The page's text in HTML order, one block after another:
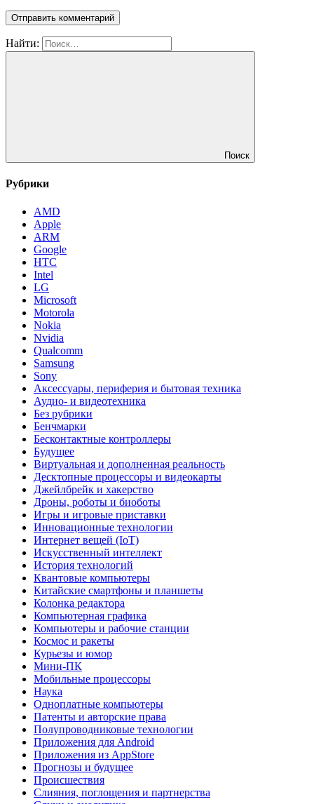
Найти:
Поиск
Рубрики
AMD
Apple
ARM
Google
HTC
Intel
LG
Microsoft
Motorola
Nokia
Nvidia
Qualcomm
Samsung
Sony
Аксессуары, периферия и бытовая техника
Аудио- и видеотехника
Без рубрики
Бенчмарки
Бесконтактные контроллеры
Будущее
Виртуальная и дополненная реальность
Десктопные процессоры и видеокарты
Джейлбрейк и хакерство
Дроны, роботы и биоботы
Игры и игровые приставки
Инновационные технологии
Интернет вещей (IoT)
Искусственный интеллект
История технологий
Квантовые компьютеры
Китайские смартфоны и планшеты
Колонка редактора
Компьютерная графика
Компьютеры и рабочие станции
Космос и ракеты
Курьезы и юмор
Мини-ПК
Мобильные процессоры
Наука
Одноплатные компьютеры
Патенты и авторские права
Полупроводниковые технологии
Приложения для Android
Приложения из AppStore
Прогнозы и будущее
Происшествия
Слияния, поглощения и партнерства